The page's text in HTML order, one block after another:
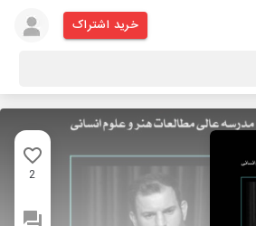
خرید اشتراک
2